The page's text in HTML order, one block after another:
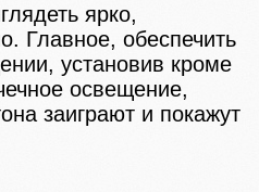
ярко,
Главное, обеспечить
установив кроме
освещение,
заиграют и покажут